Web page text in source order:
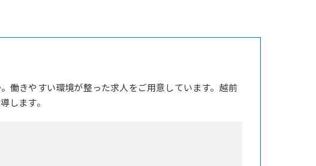
働きやすい環境が整った求人をご用意しています。越前
します。